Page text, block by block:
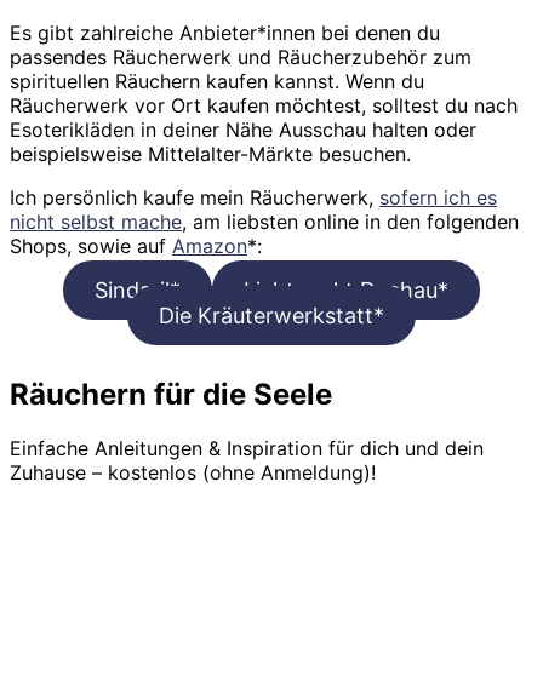
Es gibt zahlreiche Anbieter*innen bei denen du
passendes Räucherwerk und Räucherzubehör zum
spirituellen Räuchern kaufen kannst. Wenn du
Räucherwerk vor Ort kaufen möchtest, solltest du nach
Esoterikläden in deiner Nähe Ausschau halten oder
beispielsweise Mittelalter-Märkte besuchen.
Ich persönlich kaufe mein Räucherwerk, sofern ich es
nicht selbst mache, am liebsten online in den folgenden
Shops, sowie auf Amazon*:
Sindaril*
Lichtpunkt Dachau*
Die Kräuterwerkstatt*
Räuchern für die Seele
Einfache Anleitungen & Inspiration für dich und dein
Zuhause – kostenlos (ohne Anmeldung)!